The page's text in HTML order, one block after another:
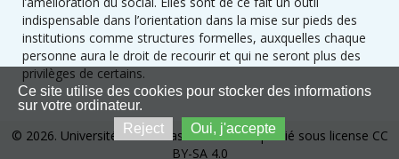
indispensable dans l’orientation dans la mise sur pieds des
institutions comme structures formelles, auxquelles chaque
personne aura le droit de recourir et qui ne seront plus des
privilèges de certains.
© 2026. Université de Kinshasa. Ce site est publié sous license CC
BY-SA 4.0
Ce site utilise des cookies pour stocker des informations
sur votre ordinateur.
Reject
Oui, j'accepte